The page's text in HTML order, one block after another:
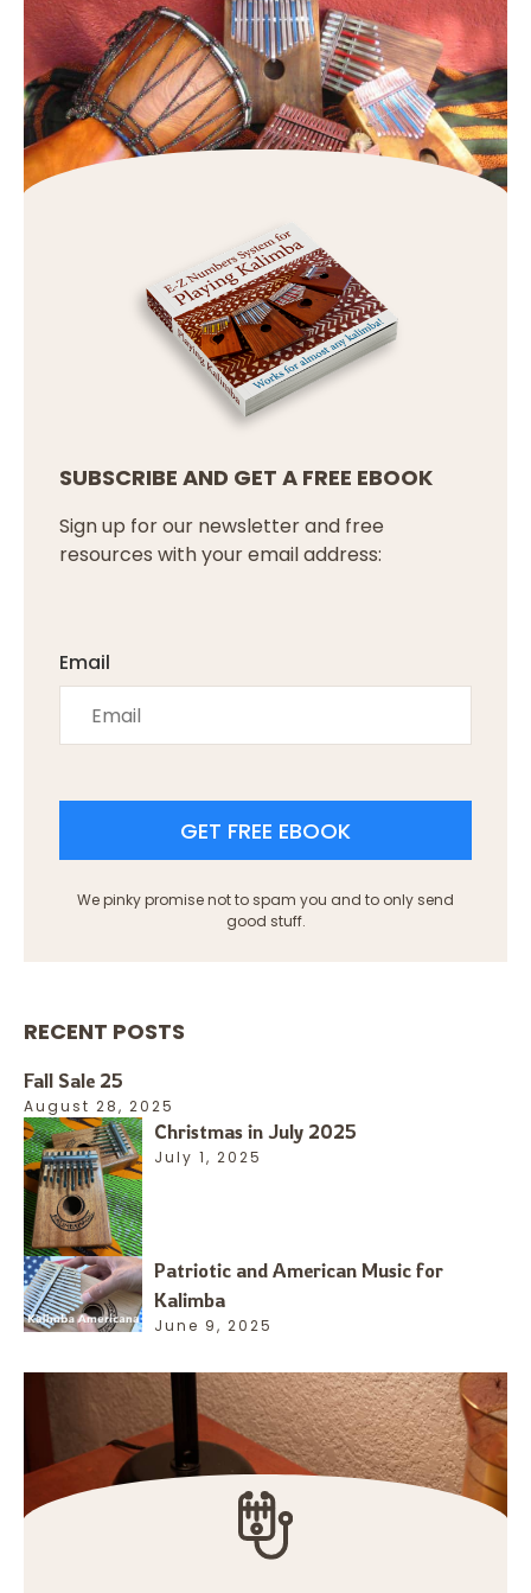
SUBSCRIBE AND GET A FREE EBOOK
Sign up for our newsletter and free
resources with your email address:
Email
GET FREE EBOOK
We pinky promise not to spam you and to only send
good stuff.
RECENT POSTS
Fall Sale 25
August 28, 2025
Christmas in July 2025
July 1, 2025
Patriotic and American Music for
Kalimba
June 9, 2025